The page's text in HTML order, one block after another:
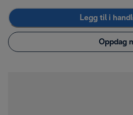
Legg til i
Oppdag